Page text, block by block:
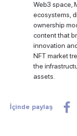
Web3 space,
ecosystems,
ownership
content that
innovation
NFT market
the
assets.
İçinde paylaş